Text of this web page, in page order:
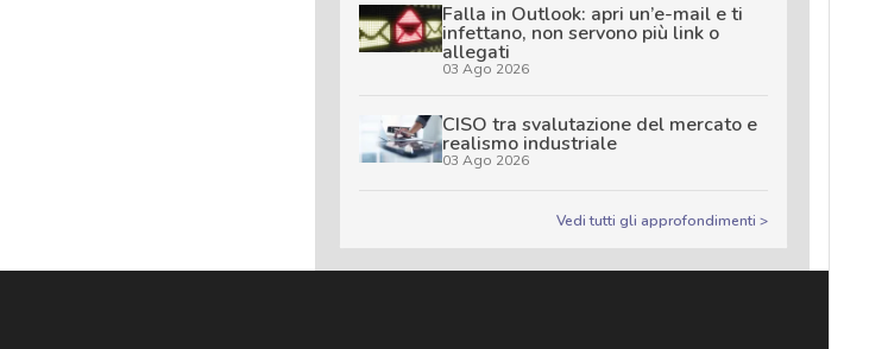
Falla in Outlook: apri un’e-mail e ti
infettano, non servono più link o
allegati
03 Ago 2026
CISO tra svalutazione del mercato e
realismo industriale
03 Ago 2026
Vedi tutti gli approfondimenti >